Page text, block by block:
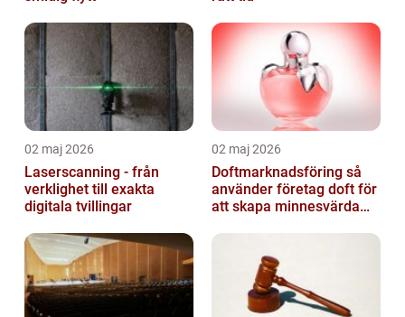
02 maj 2026
Laserscanning - från
verklighet till exakta
digitala tvillingar
02 maj 2026
Doftmarknadsföring så
använder företag doft för
att skapa minnesvärda